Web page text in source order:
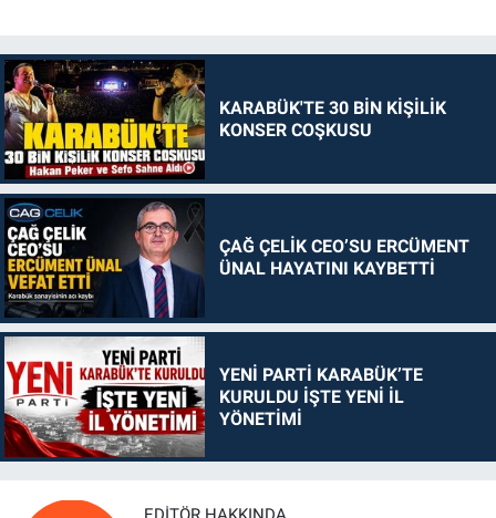
KARABÜK'TE 30 BİN KİŞİLİK
KONSER COŞKUSU
ÇAĞ ÇELİK CEO’SU ERCÜMENT
ÜNAL HAYATINI KAYBETTİ
YENİ PARTİ KARABÜK’TE
KURULDU İŞTE YENİ İL
YÖNETİMİ